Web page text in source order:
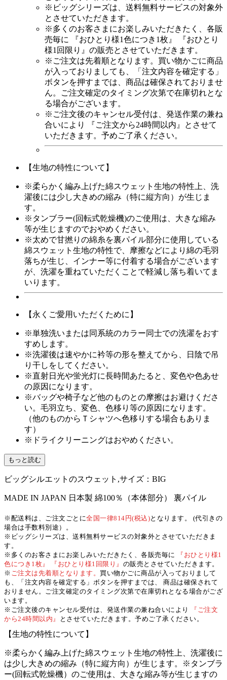
※ビッグシリーズは、送料無料サービスの対象外
とさせていただきます。
※多くのお客さまにお楽しみいただきたく、各販
売毎に
『おひとり様1色につき1枚』 『おひとり
様1回限り』 の販売とさせていただきます。
※ ご注文は先着順となります。 買い物かごに商品
が入っておりましても、「注文内容を確定する」
ボタンを押すまでは、商品は確保されておりませ
ん。ご注文確定のタイミング次第で在庫切れとな
る場合がございます。
※ご注文後のキャンセル受付は、発送作業の兼ね
合いにより
『ご注文から24時間以内』
とさせて
いただきます。予めご了承ください。
【生地の特性について】
※柔らかく編み上げた綿スウェット生地の特性上、洗
濯後には少し大きめの縮み（特に縦方向）が生じま
す。
※タンブラー(回転式乾燥機)のご使用は、大きな縮み
等が生じますのでおやめください。
※太めで甘撚りの綿糸を裏パイル部分に使用している
綿スウェット生地の特性で、摩擦などにより綿の毛羽
落ちが生じ、インナー等に付着する場合がございます
が、洗濯を重ねていただくことで軽減し落ち着いてま
いります。
【永くご愛用いただくために】
※単独洗いまたは同系統のカラー同士での洗濯をおす
すめします。
※洗濯後は速やかに衿等の形を整えてから、日陰で吊
り干しをしてください。
※直射日光や蛍光灯に長時間あたると、変色や色あせ
の原因になります。
※バッグや椅子など他のものとの摩擦はお避けくださ
い。毛羽立ち、変色、色移り等の原因になります。
（他のものからＴシャツへ色移りする場合もありま
す）
※ドライクリーニングはおやめください。
もっと読む
ビッグシルエットのスウェット,サイズ：BIG
MADE IN JAPAN 日本製 綿100％（本体部分） 裏パイル
※配送料は、ご注文ごとに全国一律814円(税込)となります。 (代引きの
場合は手数料別途）。
※ビッグシリーズは、送料無料サービスの対象外とさせていただきま
す。
※多くのお客さまにお楽しみいただきたく、各販売毎に 『おひとり様1
色につき1枚』 『おひとり様1回限り』 の販売とさせていただきます。
※ ご注文は先着順となります。 買い物かごに商品が入っておりまして
も、「注文内容を確定する」ボタンを押すまでは、 商品は確保されて
おりません。ご注文確定のタイミング次第で在庫切れとなる場合がござ
います。
※ご注文後のキャンセル受付は、発送作業の兼ね合いにより
『ご注文
から24時間以内』
とさせていただきます。予めご了承ください。
【生地の特性について】
※柔らかく編み上げた綿スウェット生地の特性上、洗濯後に
は少し大きめの縮み（特に縦方向）が生じます。
※タンブラ
ー(回転式乾燥機）のご使用は、大きな縮み等が生じますの